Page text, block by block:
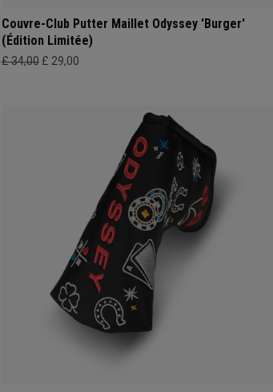
Couvre-Club Putter Maillet Odyssey 'Burger'
(Édition Limitée)
£ 34,00 £ 29,00